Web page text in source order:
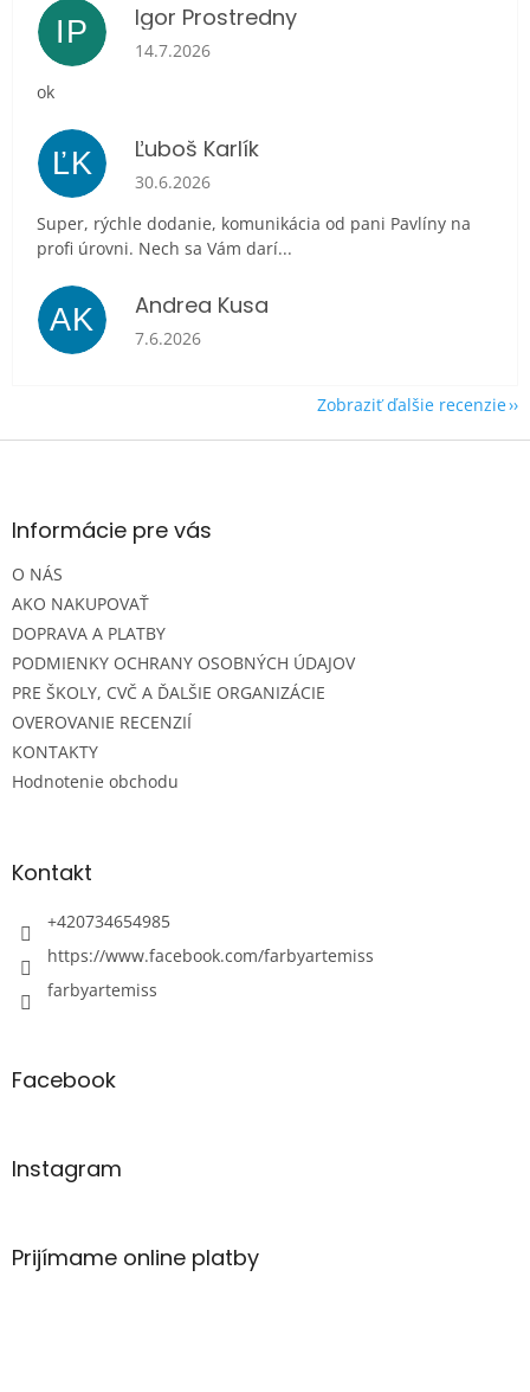
IP Igor Prostredny
Hodnotenie obchodu je 5 z 5 hviezdičiek.
14.7.2026
ok
ĽK Ľuboš Karlík
Hodnotenie obchodu je 5 z 5 hviezdičiek.
30.6.2026
Super, rýchle dodanie, komunikácia od pani Pavlíny na
profi úrovni. Nech sa Vám darí...
AK Andrea Kusa
Hodnotenie obchodu je 5 z 5 hviezdičiek.
7.6.2026
Zobraziť ďalšie recenzie
Z
ä
e
Informácie pre vás
O NÁS
AKO NAKUPOVAŤ
DOPRAVA A PLATBY
PODMIENKY OCHRANY OSOBNÝCH ÚDAJOV
PRE ŠKOLY, CVČ A ĎALŠIE ORGANIZÁCIE
OVEROVANIE RECENZIÍ
KONTAKTY
Hodnotenie obchodu
Kontakt
+420734654985
https://www.facebook.com/farbyartemiss
farbyartemiss
Facebook
Instagram
Prijímame online platby